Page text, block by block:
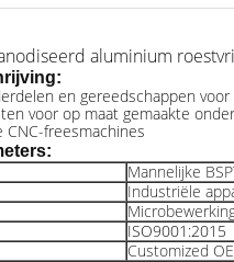
aluminium
en gereedschappen
voor op maat gemaakte
freesmachines
Mannelijke
Industriële
ISO9001:2015
Customized